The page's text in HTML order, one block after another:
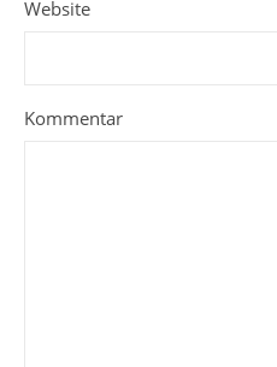
Website
Kommentar